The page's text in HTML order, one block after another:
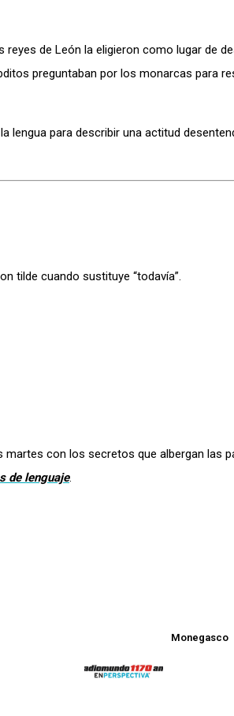
reyes de León la eligieron como lugar de
preguntaban por los monarcas para
lengua para describir una actitud
tilde cuando sustituye “todavía”.
martes con los secretos que albergan las
de lenguaje.
Monegasco